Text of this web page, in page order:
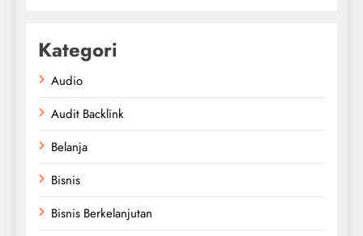
Kategori
Audio
Audit Backlink
Belanja
Bisnis
Bisnis Berkelanjutan